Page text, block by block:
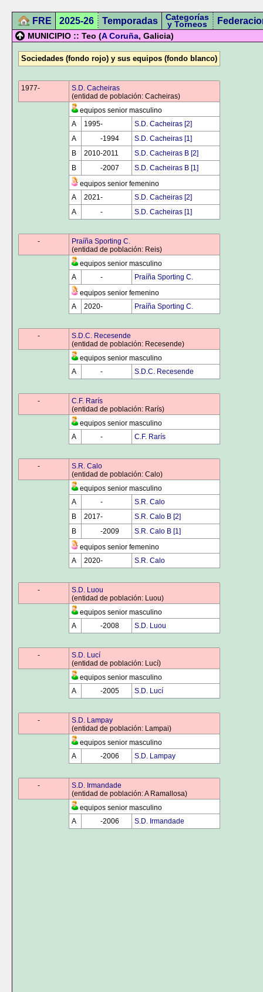
FRE 2025-26 Temporadas Categorías
y Torneos
MUNICIPIO :: Teo (A Coruña, Galicia)
Sociedades (fondo rojo) y sus equipos (fondo blanco)
1977-
S.D. Cacheiras
(entidad de población: Cacheiras)
equipos senior masculino
A
1995-
S.D. Cacheiras [2]
A
-1994
S.D. Cacheiras [1]
B
2010-2011
S.D. Cacheiras B [2]
B
-2007
S.D. Cacheiras B [1]
equipos senior femenino
A
2021-
S.D. Cacheiras [2]
A
- S.D. Cacheiras [1]
-
Praíña Sporting C.
(entidad de población: Reis)
equipos senior masculino
A
-
Praíña Sporting C.
equipos senior femenino
A
2020- Praíña Sporting C.
-
S.D.C. Recesende
(entidad de población: Recesende)
equipos senior masculino
A
- S.D.C. Recesende
-
C.F. Rarís
(entidad de población: Rarís)
equipos senior masculino
A
- C.F. Rarís
-
S.R. Calo
(entidad de población: Calo)
equipos senior masculino
A
-
S.R. Calo
B
2017-
S.R. Calo B [2]
B
-2009
S.R. Calo B [1]
equipos senior femenino
A
2020- S.R. Calo
-
S.D. Luou
(entidad de población: Luou)
equipos senior masculino
A
-2008 S.D. Luou
-
S.D. Lucí
(entidad de población: Lucí)
equipos senior masculino
A
-2005 S.D. Lucí
-
S.D. Lampay
(entidad de población: Lampai)
equipos senior masculino
A
-2006 S.D. Lampay
-
S.D. Irmandade
(entidad de población: A Ramallosa)
equipos senior masculino
A
-2006 S.D. Irmandade